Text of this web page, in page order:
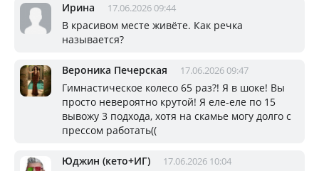
Ирина 17.06.2026 09:44
В красивом месте живёте. Как речка
называется?
Вероника Печерская 17.06.2026 09:47
Гимнастическое колесо 65 раз?! Я в шоке! Вы
просто невероятно крутой! Я еле-еле по 15
вывожу 3 подхода, хотя на скамье могу долго с
прессом работать((
Юджин (кето+ИГ) 17.06.2026 10:04